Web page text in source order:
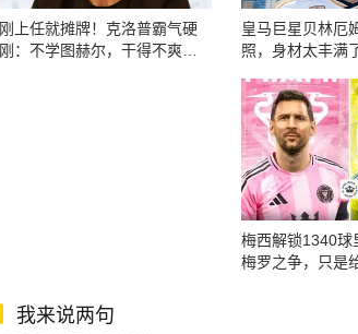
刚上任就摊牌！克洛普霸气硬
刚：不学图赫尔，干得不爽立
皇马巨星贝林厄
照，身材太丰满
梅西解锁1340球
梅罗之争，只是
我来说两句